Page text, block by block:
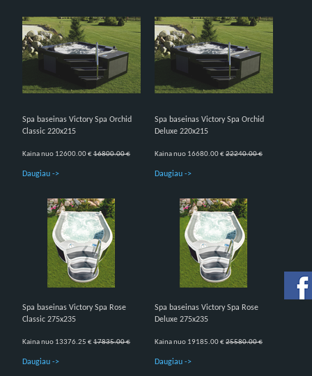
Spa baseinas Victory Spa Orchid
Classic 220x215
Kaina nuo 12600.00 €16800.00 €
Daugiau ->
Spa baseinas Victory Spa Orchid
Deluxe 220x215
Kaina nuo 16680.00 €22240.00 €
Daugiau ->
Spa baseinas Victory Spa Rose
Classic 275x235
Kaina nuo 13376.25 €17835.00 €
Daugiau ->
Spa baseinas Victory Spa Rose
Deluxe 275x235
Kaina nuo 19185.00 €25580.00 €
Daugiau ->